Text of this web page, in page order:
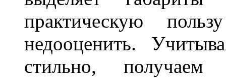
практическую
недооценить.
стильно,